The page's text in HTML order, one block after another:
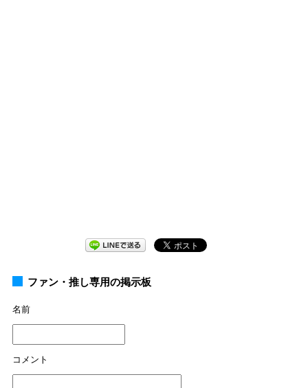
ファン・推し専用の掲示板
名前
コメント